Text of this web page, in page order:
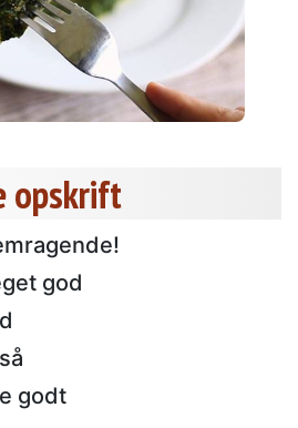
opskrift
god
godt